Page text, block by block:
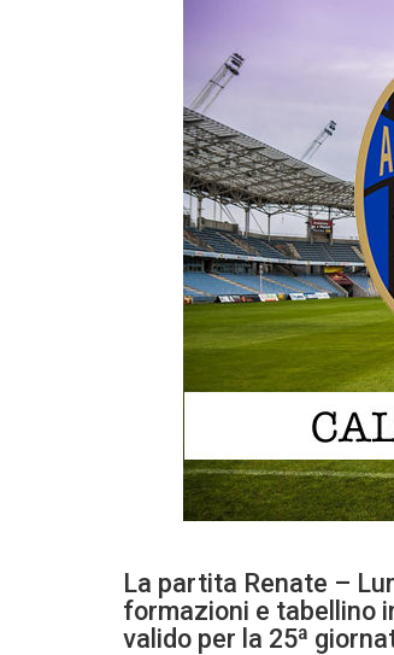
La partita Renate –
formazioni e tabellino
valido per la 25ª